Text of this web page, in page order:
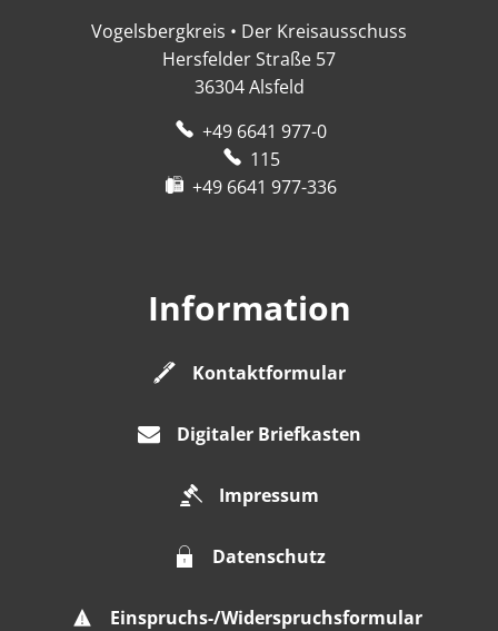
Vogelsbergkreis • Der Kreisausschuss
Hersfelder Straße 57
36304 Alsfeld
+49 6641 977-0
115
+49 6641 977-336
Information
Kontaktformular
Digitaler Briefkasten
Impressum
Datenschutz
Einspruchs-/Widerspruchsformular